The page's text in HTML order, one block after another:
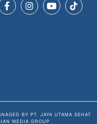
BY PT. JAYA UTAMA SEHAT
MEDIA GROUP